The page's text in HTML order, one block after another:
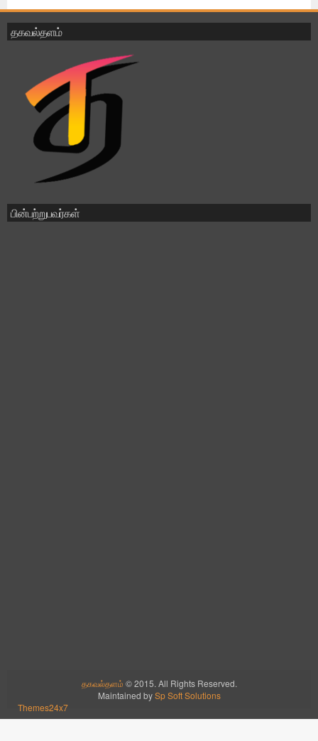
தகவல்தளம்
பின்பற்றுபவர்கள்
தகவல்தளம் © 2015. All Rights Reserved.
Maintained bySp Soft Solutions
Themes24x7